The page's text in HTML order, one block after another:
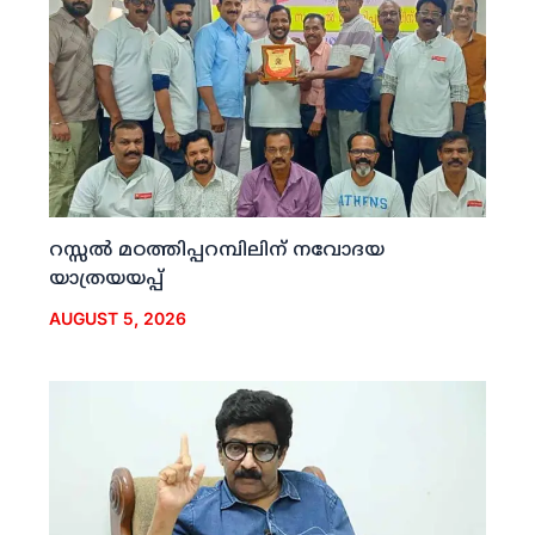
റസ്സല്‍ മഠത്തിപ്പറമ്പിലിന് നവോദയ
യാത്രയയപ്പ്
AUGUST 5, 2026